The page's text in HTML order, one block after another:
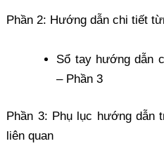
Phần 2: Hướng dẫn chi tiết
Sổ tay hướng dẫn
– Phần 3
Phần 3: Phụ lục hướng dẫn
liên quan